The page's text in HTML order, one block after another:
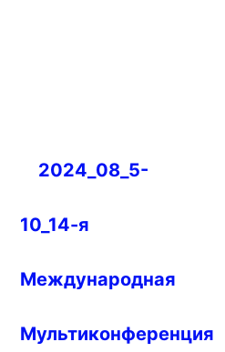
Навигация
записям
2024_08_5-
10_14-я
Международная
Мультиконференция